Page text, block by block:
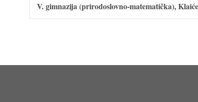
V. gimnazija (prirodoslovno-matematička),